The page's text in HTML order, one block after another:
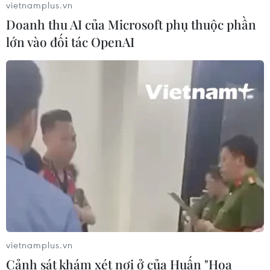
03/08/2026 23:48
Kế hoạch đồng tiền chung Tây Phi
đối mặt thách thức
Mỹ bán đồng euro để hỗ trợ Nhật
Bản vực dậy đồng yen
03/08/2026 15:34
Visa thúc đẩy hợp tác kiến tạo hạ
tầng số cho Chính phủ số Việt Nam
03/08/2026 14:01
vietnamplus.vn
Doanh thu AI của Microsoft phụ thuộc phần
lớn vào đối tác OpenAI
vietnamplus.vn
Cảnh sát khám xét nơi ở của Huấn "Hoa